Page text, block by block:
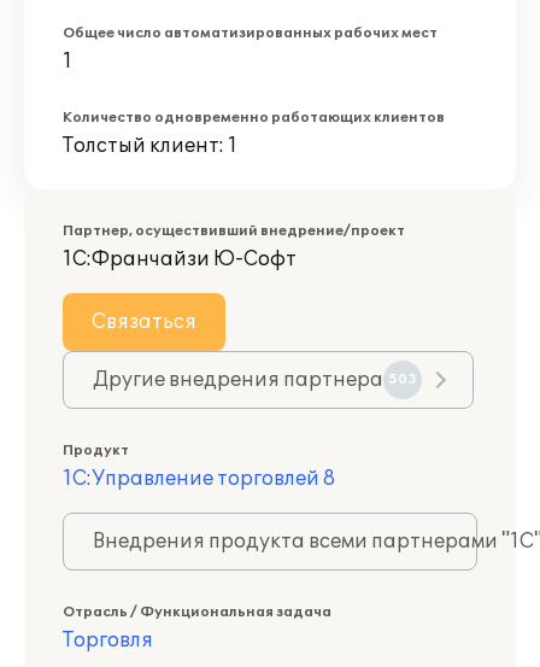
Общее число автоматизированных рабочих мест
1
Количество одновременно работающих клиентов
Толстый клиент: 1
Партнер, осуществивший внедрение/проект
1С:Франчайзи Ю-Софт
Связаться
Другие внедрения партнера 503
Продукт
1С:Управление торговлей 8
Внедрения продукта всеми партнерами
Отрасль / Функциональная задача
Торговля